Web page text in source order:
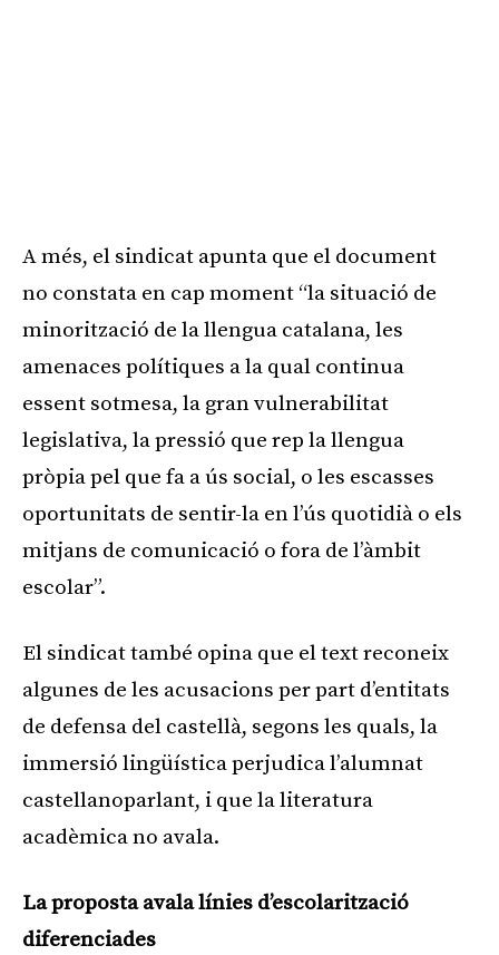
A més, el sindicat apunta que el document
no constata en cap moment “la situació de
minorització de la llengua catalana, les
amenaces polítiques a la qual continua
essent sotmesa, la gran vulnerabilitat
legislativa, la pressió que rep la llengua
pròpia pel que fa a ús social, o les escasses
oportunitats de sentir-la en l’ús quotidià o els
mitjans de comunicació o fora de l’àmbit
escolar”.
El sindicat també opina que el text reconeix
algunes de les acusacions per part d’entitats
de defensa del castellà, segons les quals, la
immersió lingüística perjudica l’alumnat
castellanoparlant, i que la literatura
acadèmica no avala.
La proposta avala línies d’escolarització
diferenciades